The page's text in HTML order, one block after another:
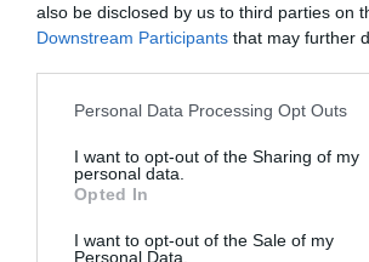
also be disclosed by us to third parties on
Downstream Participants that may further
Please note that this website/app uses one
not limited to your visit or usage behaviour.
grant or deny consent to Google and its
use your data for below specified purposes
consent section.
Personal Data Processing Opt Outs
I want to opt-out of the Sharing of my
personal data.
Opted In
I want to opt-out of the Sale of my
Personal Data.
Δείτε τις προσπάθειες
γεννήσει σε παραλία της
προειδοποίηση των
Τροχαίο στον Κηφισό –
στο ρεύμα προς Πειραιά
Μητσοτάκης: “Η ενίσχυση της
παραγωγικής βάσης